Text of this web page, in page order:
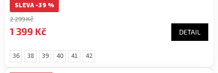
SLEVA -39 %
2 299 Kč
1 399 Kč DETAIL
36 38 39 40 41 42